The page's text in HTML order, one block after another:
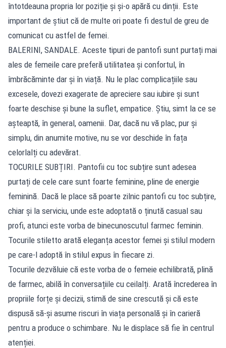
întotdeauna propria lor poziție și și-o apără cu dinții. Este
important de știut că de multe ori poate fi destul de greu de
comunicat cu astfel de femei.
BALERINI, SANDALE. Aceste tipuri de pantofi sunt purtați mai
ales de femeile care preferă utilitatea și confortul, în
îmbrăcăminte dar și în viață. Nu le plac complicațiile sau
excesele, dovezi exagerate de apreciere sau iubire și sunt
foarte deschise și bune la suflet, empatice. Știu, simt la ce se
așteaptă, în general, oamenii. Dar, dacă nu vă plac, pur și
simplu, din anumite motive, nu se vor deschide în fața
celorlalți cu adevărat.
TOCURILE SUBȚIRI. Pantofii cu toc subțire sunt adesea
purtați de cele care sunt foarte feminine, pline de energie
feminină. Dacă le place să poarte zilnic pantofi cu toc subțire,
chiar și la serviciu, unde este adoptată o ținută casual sau
profi, atunci este vorba de binecunoscutul farmec feminin.
Tocurile stiletto arată eleganța acestor femei și stilul modern
pe care-l adoptă în stilul expus în fiecare zi.
Tocurile dezvăluie că este vorba de o femeie echilibrată, plină
de farmec, abilă în conversațiile cu ceilalți. Arată încrederea în
propriile forțe și decizii, stimă de sine crescută și că este
dispusă să-și asume riscuri în viața personală și în carieră
pentru a produce o schimbare. Nu le displace să fie în centrul
atenției.